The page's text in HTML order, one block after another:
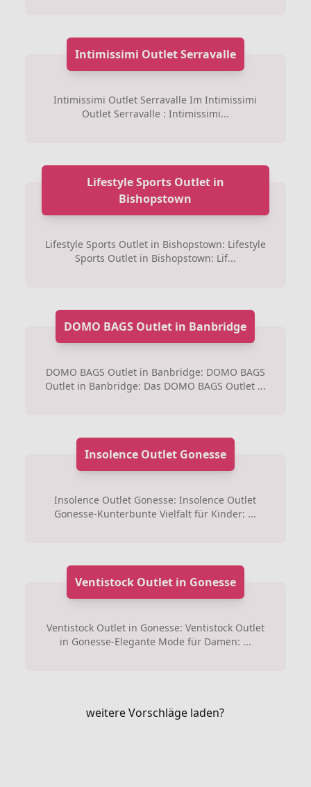
Intimissimi Outlet Serravalle
Intimissimi Outlet Serravalle Im Intimissimi
Outlet Serravalle : Intimissimi...
Lifestyle Sports Outlet in
Bishopstown
Lifestyle Sports Outlet in Bishopstown: Lifestyle
Sports Outlet in Bishopstown: Lif...
DOMO BAGS Outlet in Banbridge
DOMO BAGS Outlet in Banbridge: DOMO BAGS
Outlet in Banbridge: Das DOMO BAGS Outlet ...
Insolence Outlet Gonesse
Insolence Outlet Gonesse: Insolence Outlet
Gonesse-Kunterbunte Vielfalt für Kinder: ...
Ventistock Outlet in Gonesse
Ventistock Outlet in Gonesse: Ventistock Outlet
in Gonesse-Elegante Mode für Damen: ...
weitere Vorschläge laden?